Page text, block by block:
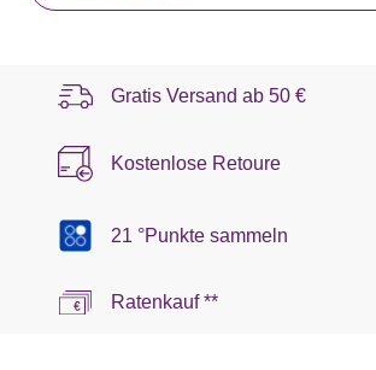
Gratis Versand ab 50 €
Kostenlose Retoure
21 °Punkte sammeln
Ratenkauf **